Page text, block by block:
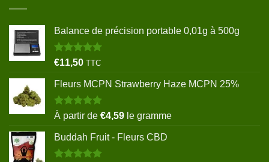
Balance de précision portable 0,01g à 500g
Note5.00
€11,50 TTC
Fleurs MCPN Strawberry Haze MCPN 25%
Note5.00
sur 5
À partir de €4,59 le gramme
Buddah Fruit - Fleurs CBD